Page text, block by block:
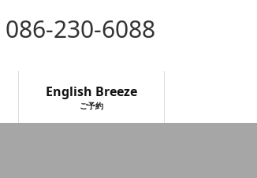
086-230-6088
English Breeze
ご予約